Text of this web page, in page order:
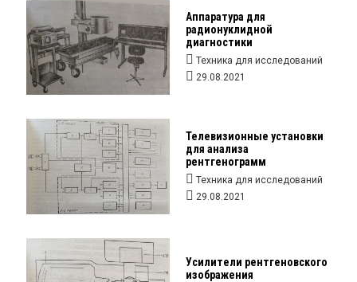
Аппаратура для
радионуклидной
диагностики
Техника для исследований
29.08.2021
Телевизионные установки
для анализа
рентгенограмм
Техника для исследований
29.08.2021
Усилители рентгеновского
изображения